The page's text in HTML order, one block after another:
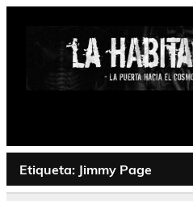
Saltar
Psychedelic, Stoner,
Etiqueta: Jimmy Page